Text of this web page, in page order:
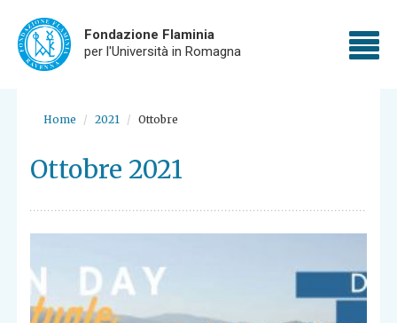
Fondazione Flaminia
per l'Università in Romagna
Home 2021 Ottobre
Ottobre 2021